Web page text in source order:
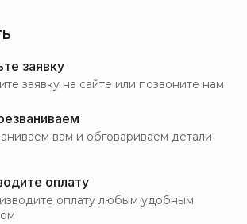
заявку
заявку на сайте или позвоните нам
вам и обговариваем детали
оплату
оплату любым удобным